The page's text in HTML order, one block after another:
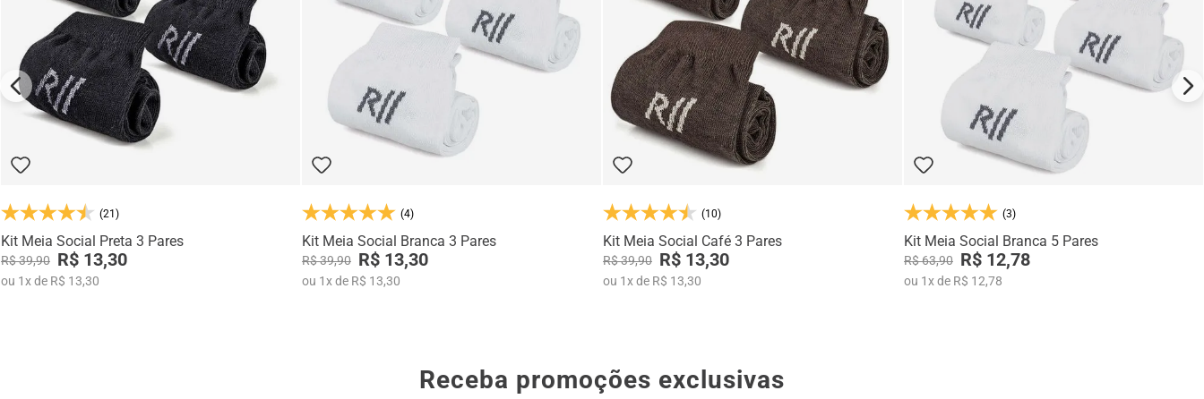
(21)
Kit Meia Social Preta 3 Pares
R$ 39,90 R$ 13,30
ou 1xde R$ 13,30
(4)
Kit Meia Social Branca 3 Pares
R$ 39,90 R$ 13,30
ou 1xde R$ 13,30
(10)
Kit Meia Social Café 3 Pares
R$ 39,90 R$ 13,30
ou 1xde R$ 13,30
(3)
Kit Meia Social Branca 5 Pares
R$ 63,90 R$ 12,78
ou 1xde R$ 12,78
Receba promoções exclusivas